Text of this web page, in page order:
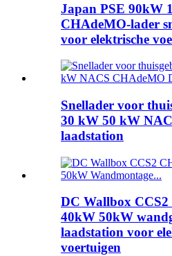
Japan PSE 90kW
CHAdeMO-lader
voor elektrische
Snellader voor
30 kW 50 kW
laadstation
DC Wallbox
40kW 50kW
laadstation voor
voertuigen